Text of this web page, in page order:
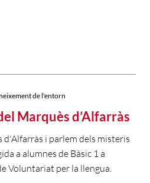
de l'entorn
Marquès d’Alfarràs
i parlem dels misteris
a alumnes de Bàsic 1 a
Voluntariat per la llengua.